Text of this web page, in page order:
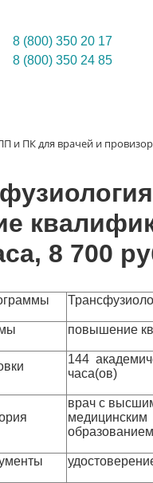
8 (800) 350 20 17
8 (800) 350 24 85
и ПК для врачей и
8 700
повышение
144
часа(ов)
врач с
медицинским
образованием